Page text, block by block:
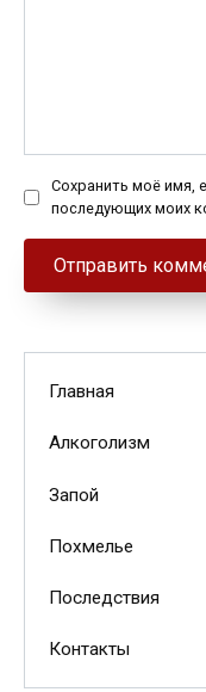
Сохранить моё имя,
последующих моих
Главная
Алкоголизм
Запой
Похмелье
Последствия
Контакты